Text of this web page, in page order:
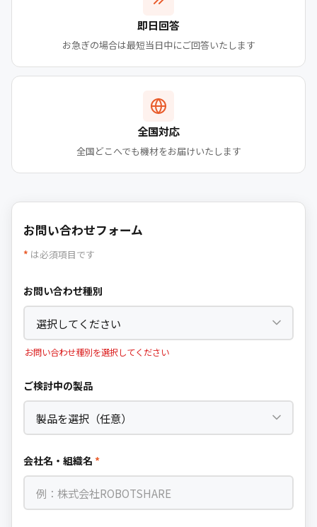
即日回答
お急ぎの場合は最短当日中にご回答いたします
全国対応
全国どこへでも機材をお届けいたします
お問い合わせフォーム
* は必須項目です
お問い合わせ種別
お問い合わせ種別を選択してください
ご検討中の製品
会社名・組織名 *